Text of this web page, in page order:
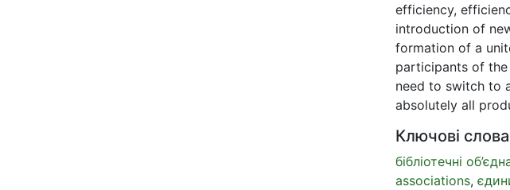
efficiency,
introduction of
formation of a
participants of the
need to switch to
absolutely all
Ключові слова
бібліотечні
associations,